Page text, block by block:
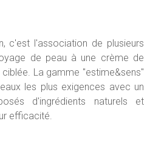
c'est l'association de plusieurs
de peau à une crème de
La gamme "estime&sens"
les plus exigences avec un
d'ingrédients naturels et
efficacité.